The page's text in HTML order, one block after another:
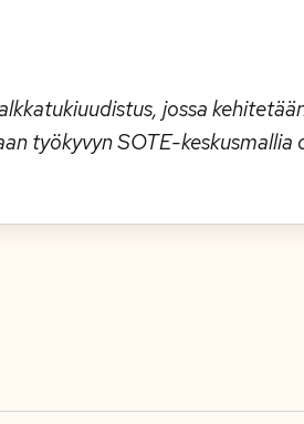
jossa
työkyvyn SOTE-